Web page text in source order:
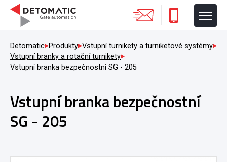
Detomatic Produkty Vstupní turnikety a turniketové systémy
Vstupní branky a rotační turnikety
Vstupní branka bezpečnostní SG - 205
Vstupní branka bezpečnostní
SG - 205